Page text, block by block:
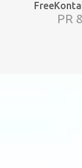
スキッPR